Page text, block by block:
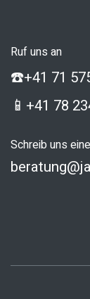
Ruf uns an
☎️+41 71
📱 +41 78
Schreib uns